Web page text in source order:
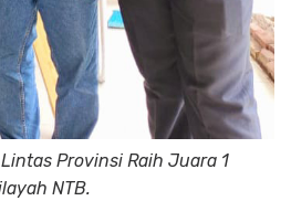
Provinsi Raih Juara 1
NTB.